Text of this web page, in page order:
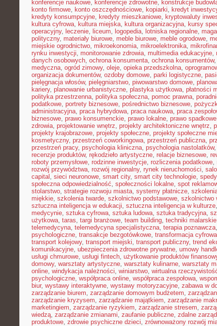
konferencje naukowe, konferencje zdrowotne, konstrukcje
konto firmowe, konto oszczędnościowe, kopiarki, kredyt
kredyty konsumpcyjne, kredyty mieszkaniowe, kryptowaluty
kultura cyfrowa, kultura miejska, kultura organizacyjna, kursy
operacyjny, leczenie, liceum, logopedia, lotniska regionalne,
polityczny, materiały biurowe, meble biurowe, meble ogrodowe,
miejskie ogrodnictwo, mikroekonomia, mikroelektronika,
rynku inwestycji, monitorowanie zdrowia, multimedia edukacyjne,
danych osobowych, ochrona konsumenta, ochrona konsumentów
medyczna, ogród zimowy, oleje, opieka przedszkolna,
organizacja dokumentów, ozdoby domowe, parki logistyczne,
pielęgnacja włosów, pielęgniarstwo, piwowarstwo domowe,
kariery, planowanie urbanistyczne, plastyka użytkowa, płatności
polityka przestrzenna, polityka społeczna, pomoc prawna,
podatkowe, portrety biznesowe, pośrednictwo biznesowe,
administracyjna, praca hybrydowa, praca naukowa, praca
biznesowe, prawo konsumenckie, prawo lokalne, prawo spadkowe
zdrowia, projektowanie wnętrz, projekty architektoniczne wnętrz,
projekty krajobrazowe, projekty społeczne, projekty społeczne
kosmetyczny, przestrzeń coworkingowa, przestrzeń publiczna,
przestrzeń pracy, psychologia kliniczna, psychologia nastolatków
recenzje produktów, rękodzieło artystyczne, relacje biznesowe,
roboty przemysłowe, rodzinne inwestycje, rozliczenia podatkowe,
rozwój przywództwa, rozwój regionalny, rynek nieruchomości,
capital , sieci neuronowe, smart city, smart city technologie,
społeczna odpowiedzialność, społeczności lokalne, spot
stolarstwo, strategie rozwoju miasta, systemy płatnicze,
miękkie, szkolenia twarde, szkolnictwo podstawowe, szkolnictwo
sztuczna inteligencja w edukacji, sztuczna inteligencja w kulturze
medycynie, sztuka cyfrowa, sztuka ludowa, sztuka tradycyjna,
użytkowa, taras, targi branżowe, team building, techniki malarskie
telemedycyna, telemedycyna specjalistyczna, terapia poznawcza
psychologiczne, transakcje bezgotówkowe, transformacja cyfrowa
transport kolejowy, transport miejski, transport publiczny, trend
komunikacyjne, ubezpieczenia zdrowotne prywatne, umowy
usługi chmurowe, usługi fintech, użytkowanie produktów
domowy, warsztaty artystyczne, warsztaty kulinarne, warsztaty
online, windykacja należności, winiarstwo, wirtualna
psychologiczne, współpraca online, współpraca zespołowa,
biur, wystawy interaktywne, wystawy motoryzacyjne, zabawa w
zarządzanie biurem, zarządzanie domowym budżetem,
zarządzanie kryzysem, zarządzanie majątkiem, zarządzanie
marketingiem, zarządzanie ryzykiem, zarządzanie stresem,
wiedzą, zarządzanie zmianami, zaufanie publiczne, zdalne
produktowe, zdrowie psychiczne dzieci, zrównoważony rozwój